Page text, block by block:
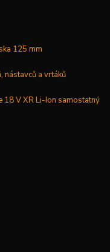
125 mm
a vrtáků
18 V XR Li-Ion samostatný